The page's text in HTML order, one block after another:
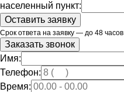
населенный пункт:
Срок ответа на заявку — до 48 часов
Заказать звонок
Имя:
Телефон:
Время: